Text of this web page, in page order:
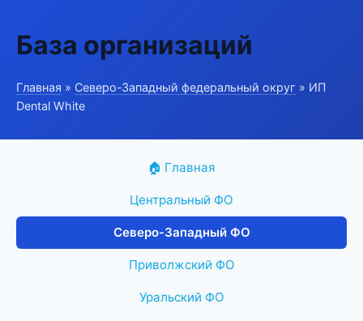
База организаций
Главная » Северо-Западный федеральный округ » ИП
Dental White
🏠 Главная
Центральный ФО
Северо-Западный ФО
Приволжский ФО
Уральский ФО